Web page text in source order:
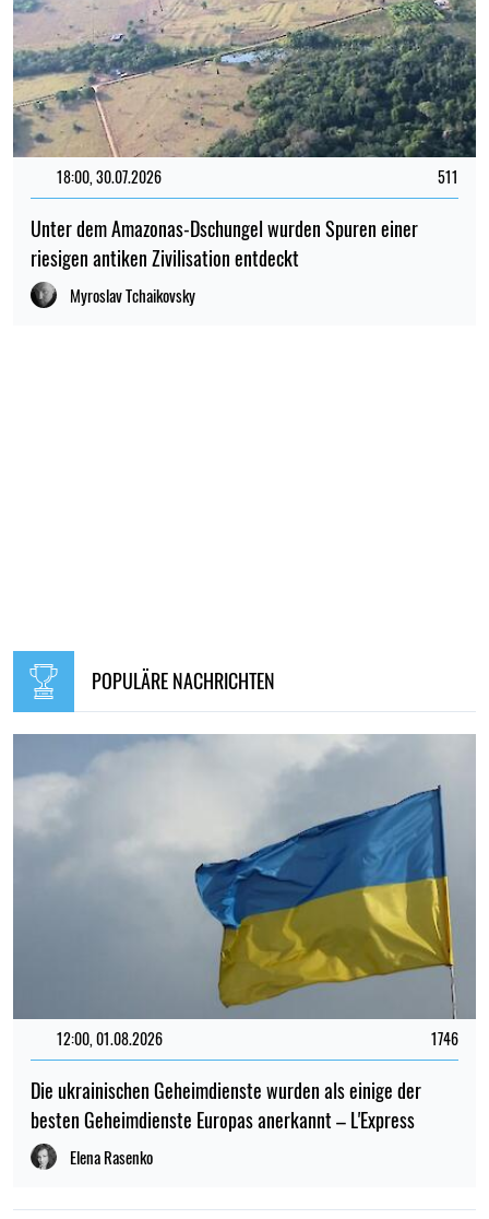
18:00, 30.07.2026 511
Unter dem Amazonas-Dschungel wurden Spuren einer
riesigen antiken Zivilisation entdeckt
Myroslav Tchaikovsky
POPULÄRE NACHRICHTEN
12:00, 01.08.2026 1746
Die ukrainischen Geheimdienste wurden als einige der
besten Geheimdienste Europas anerkannt – L'Express
Elena Rasenko